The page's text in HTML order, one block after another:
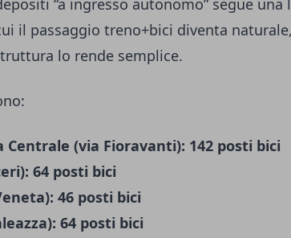
“a ingresso autonomo” segue una
il passaggio treno+bici diventa
lo rende semplice.
Centrale (via Fioravanti): 142 posti bici
64 posti bici
46 posti bici
64 posti bici